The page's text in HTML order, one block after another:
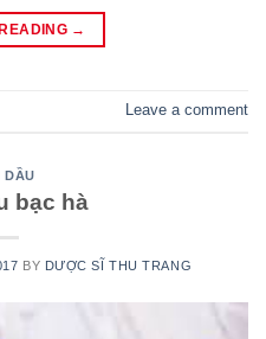
→
Leave a comment
DẦU
bạc hà
BY DƯỢC SĨ THU TRANG